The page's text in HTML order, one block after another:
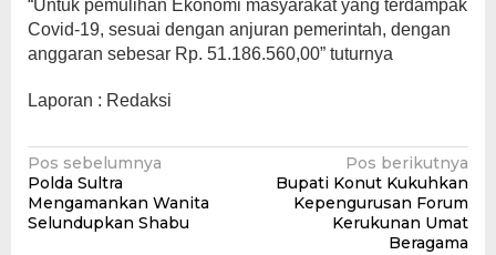
“Untuk pemulihan Ekonomi masyarakat yang terdampak
Covid-19, sesuai dengan anjuran pemerintah, dengan
anggaran sebesar Rp. 51.186.560,00” tuturnya
Laporan : Redaksi
Navigasi
pos
Pos sebelumnya
Polda Sultra
Mengamankan Wanita
Selundupkan Shabu
Pos berikutnya
Bupati Konut Kukuhkan
Kepengurusan Forum
Kerukunan Umat
Beragama